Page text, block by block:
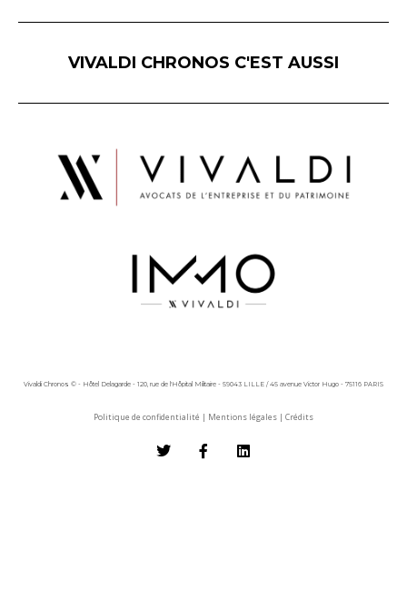
VIVALDI CHRONOS C'EST AUSSI
Vivaldi Chronos © - Hôtel Delagarde - 120, rue de l'Hôpital Militaire - 59043 LILLE / 45 avenue Victor Hugo - 75116 PARIS
Politique de confidentialité | Mentions légales | Crédits